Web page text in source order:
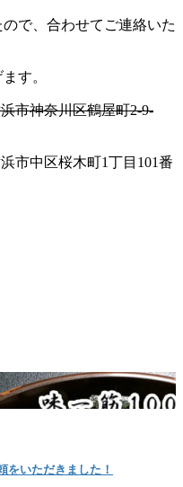
で、合わせてご連絡いた
す。
市神奈川区鶴屋町2-9-
市中区桜木町1丁目101番
をいただきました！